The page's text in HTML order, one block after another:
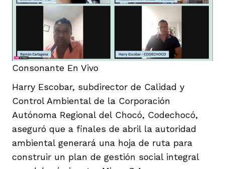
Consonante En Vivo
Harry Escobar, subdirector de Calidad y
Control Ambiental de la Corporación
Autónoma Regional del Chocó, Codechocó,
aseguró que a finales de abril la autoridad
ambiental generará una hoja de ruta para
construir un plan de gestión social integral